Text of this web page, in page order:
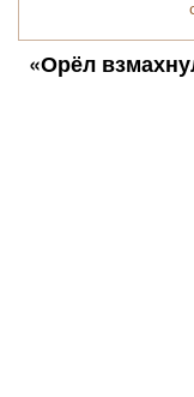
«Орёл